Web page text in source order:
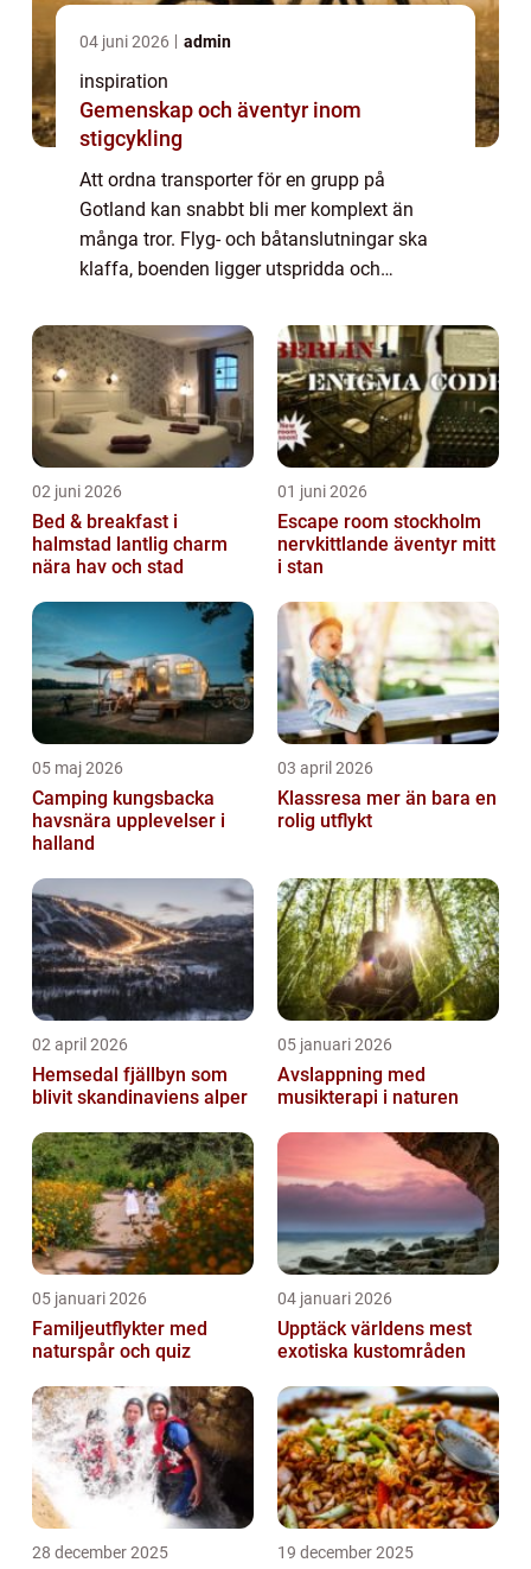
04 juni 2026 admin
inspiration
Gemenskap och äventyr inom
stigcykling
Att ordna transporter för en grupp på
Gotland kan snabbt bli mer komplext än
många tror. Flyg- och båtanslutningar ska
klaffa, boenden ligger utspridda och
många personer ska resa samtidigt blir en
planerad ...
02 juni 2026
Bed & breakfast i
halmstad lantlig charm
nära hav och stad
01 juni 2026
Escape room stockholm
nervkittlande äventyr mitt
i stan
05 maj 2026
Camping kungsbacka
havsnära upplevelser i
halland
03 april 2026
Klassresa mer än bara en
rolig utflykt
02 april 2026
Hemsedal fjällbyn som
blivit skandinaviens alper
05 januari 2026
Avslappning med
musikterapi i naturen
05 januari 2026
Familjeutflykter med
naturspår och quiz
04 januari 2026
Upptäck världens mest
exotiska kustområden
28 december 2025 19 december 2025